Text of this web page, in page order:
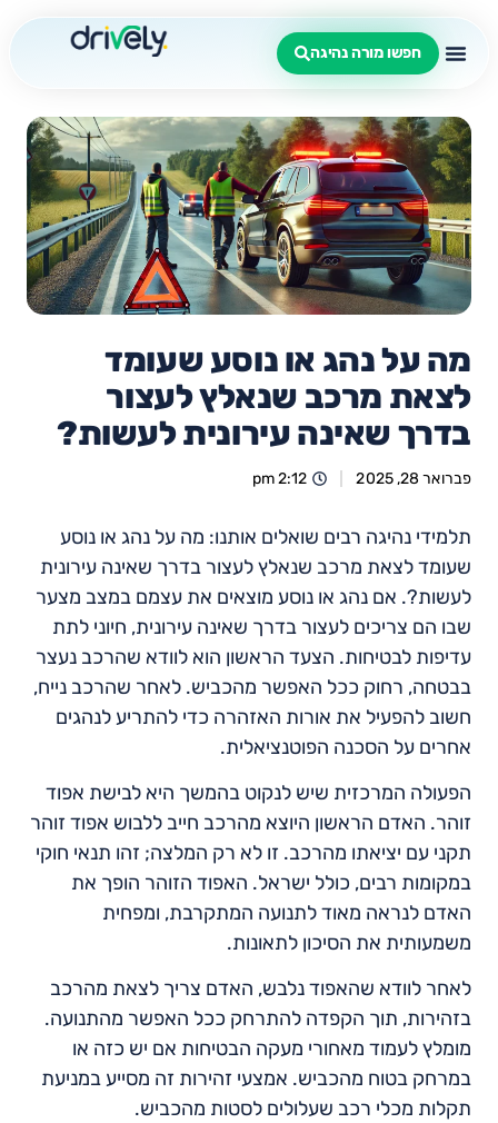
חפשו מורה נהיגה
מה על נהג או נוסע שעומד
לצאת מרכב שנאלץ לעצור
בדרך שאינה עירונית לעשות?
פברואר 28, 2025 2:12 pm
תלמידי נהיגה רבים שואלים אותנו: מה על נהג או נוסע
שעומד לצאת מרכב שנאלץ לעצור בדרך שאינה עירונית
לעשות?. אם נהג או נוסע מוצאים את עצמם במצב מצער
שבו הם צריכים לעצור בדרך שאינה עירונית, חיוני לתת
עדיפות לבטיחות. הצעד הראשון הוא לוודא שהרכב נעצר
בבטחה, רחוק ככל האפשר מהכביש. לאחר שהרכב נייח,
חשוב להפעיל את אורות האזהרה כדי להתריע לנהגים
אחרים על הסכנה הפוטנציאלית.
הפעולה המרכזית שיש לנקוט בהמשך היא לבישת אפוד
זוהר. האדם הראשון היוצא מהרכב חייב ללבוש אפוד זוהר
תקני עם יציאתו מהרכב. זו לא רק המלצה; זהו תנאי חוקי
במקומות רבים, כולל ישראל. האפוד הזוהר הופך את
האדם לנראה מאוד לתנועה המתקרבת, ומפחית
משמעותית את הסיכון לתאונות.
לאחר לוודא שהאפוד נלבש, האדם צריך לצאת מהרכב
בזהירות, תוך הקפדה להתרחק ככל האפשר מהתנועה.
מומלץ לעמוד מאחורי מעקה הבטיחות אם יש כזה או
במרחק בטוח מהכביש. אמצעי זהירות זה מסייע במניעת
תקלות מכלי רכב שעלולים לסטות מהכביש.